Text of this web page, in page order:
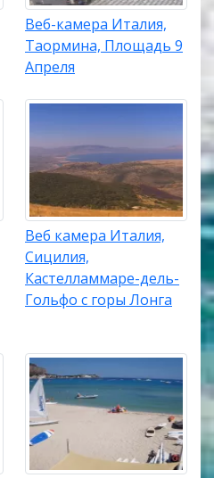
Веб-камера Италия,
Таормина, Площадь 9
Апреля
Веб камера Италия,
Сицилия,
Кастелламмаре-дель-
Гольфо с горы Лонга